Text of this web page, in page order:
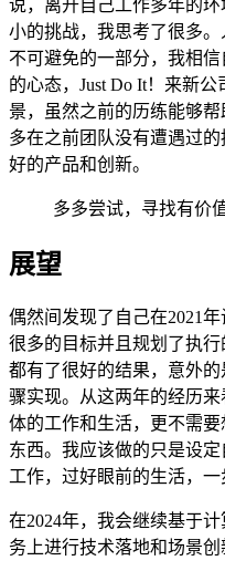
说，离开自己工作多年的
小的挑战，我思考了很多
不可避免的一部分，我相
的心态，Just Do It！来新
景，虽然之前的历练能够
多在之前团队没有遭遇过
好的产品和创新。
多多尝试，寻找有价
展望
偶然间发现了自己在2021
很多的目标并且规划了执
都有了很好的结果，意外
骤实现。从这两年的经历
体的工作和生活，更不需
东西。我应该做的只是设
工作，过好眼前的生活，一
在2024年，我会继续基于
务上进行技术落地和场景创